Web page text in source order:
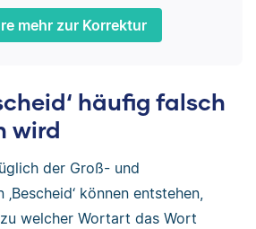
mehr zur Korrektur
häufig falsch
wird
der Groß- und
können entstehen,
welcher Wortart das Wort